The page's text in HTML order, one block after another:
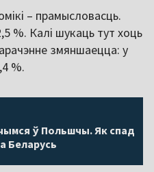
– прамысловасць.
%. Калі шукаць тут хоць
змяншаецца: у
%.
ў Польшчы. Як спад
Беларусь